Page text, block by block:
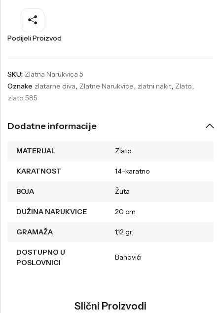
Podijeli Proizvod
SKU: Zlatna Narukvica 5
Oznake zlatarne diva, Zlatne Narukvice, zlatni nakit, Zlato,
zlato 585
Dodatne informacije
MATERIJAL Zlato
KARATNOST 14-karatno
BOJA Žuta
DUŽINA NARUKVICE 20 cm
GRAMAŽA 1,12 gr.
DOSTUPNO U
POSLOVNICI
Banovići
Slični Proizvodi
Welder
Liu-Jo
Festina
Wesse
Wesse
Daisy Dixon
Diesel
Lotus